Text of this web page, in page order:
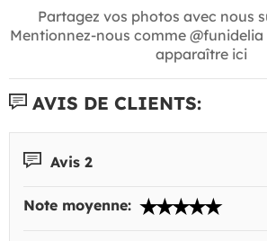
Partagez vos photos avec nous
Mentionnez-nous comme @funidelia
apparaître ici
AVIS DE CLIENTS:
Avis 2
Note moyenne: